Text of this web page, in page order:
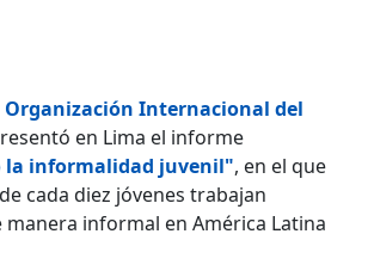
Organización Internacional del
en Lima el informe
la informalidad juvenil", en el que
cada diez jóvenes trabajan
informal en América Latina